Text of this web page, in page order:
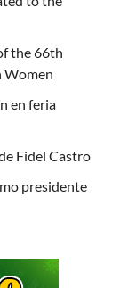
the 66th
Women
en feria
Fidel Castro
presidente